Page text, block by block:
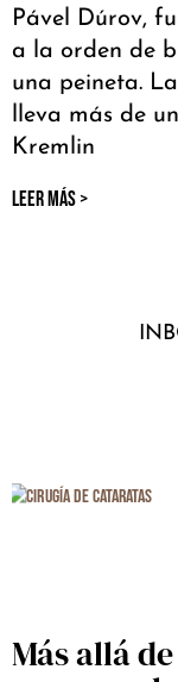
Pável Dúrov,
a la orden de
una peineta.
lleva más de
Kremlin
LEER MÁS >
Más allá